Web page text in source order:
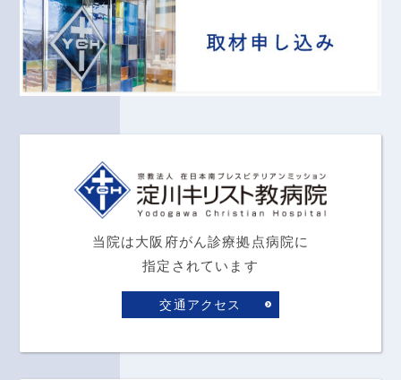
当院は大阪府がん診療拠点病院に
指定されています
交通アクセス